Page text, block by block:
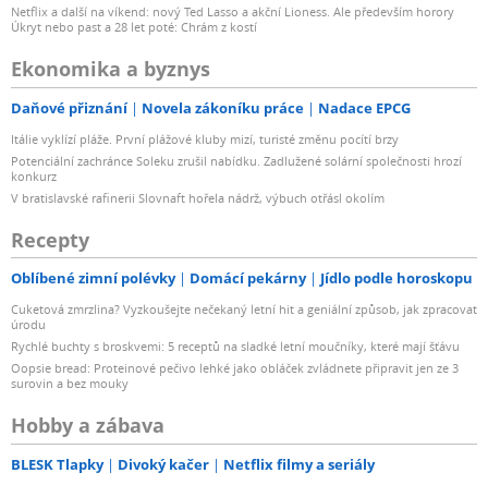
Netflix a další na víkend: nový Ted Lasso a akční Lioness. Ale především horory
Úkryt nebo past a 28 let poté: Chrám z kostí
Ekonomika a byznys
Daňové přiznání Novela zákoníku práce Nadace EPCG
Itálie vyklízí pláže. První plážové kluby mizí, turisté změnu pocítí brzy
Potenciální zachránce Soleku zrušil nabídku. Zadlužené solární společnosti hrozí
konkurz
V bratislavské rafinerii Slovnaft hořela nádrž, výbuch otřásl okolím
Recepty
Oblíbené zimní polévky Domácí pekárny Jídlo podle horoskopu
Cuketová zmrzlina? Vyzkoušejte nečekaný letní hit a geniální způsob, jak zpracovat
úrodu
Rychlé buchty s broskvemi: 5 receptů na sladké letní moučníky, které mají šťávu
Oopsie bread: Proteinové pečivo lehké jako obláček zvládnete připravit jen ze 3
surovin a bez mouky
Hobby a zábava
BLESK Tlapky Divoký kačer Netflix filmy a seriály